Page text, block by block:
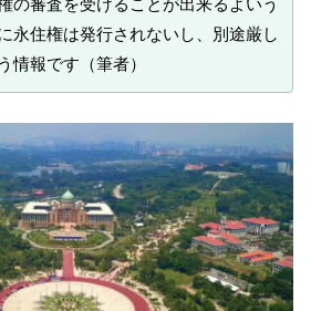
永住権は発行されないし、別途厳し
情報です（筆者）